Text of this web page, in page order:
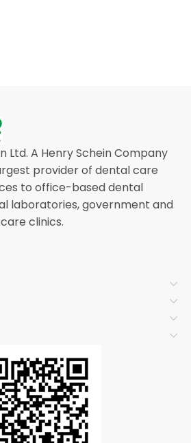
Ltd. A Henry Schein Company
provider of dental care
to office-based dental
laboratories, government and
clinics.